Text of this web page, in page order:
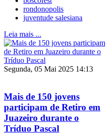
rondonopolis
juventude salesiana
Leia mais ...
Segunda, 05 Mai 2025 14:13
Mais de 150 jovens
participam de Retiro em
Juazeiro durante o
Tríduo Pascal